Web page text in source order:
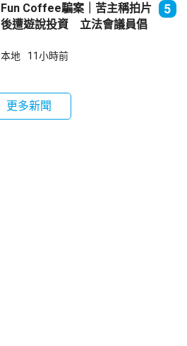
Fun Coffee騙案｜苦主稱拍片
後遭遊說投資 立法會議員倡
5
本地 11小時前
更多新聞